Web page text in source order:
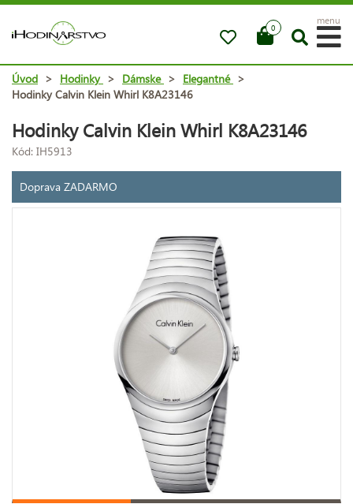
0
menu
Úvod > Hodinky > Dámske > Elegantné >
Hodinky Calvin Klein Whirl K8A23146
Hodinky Calvin Klein Whirl K8A23146
Kód: IH5913
Doprava ZADARMO